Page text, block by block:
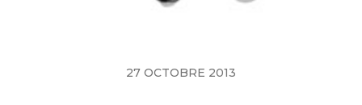
27 OCTOBRE 2013